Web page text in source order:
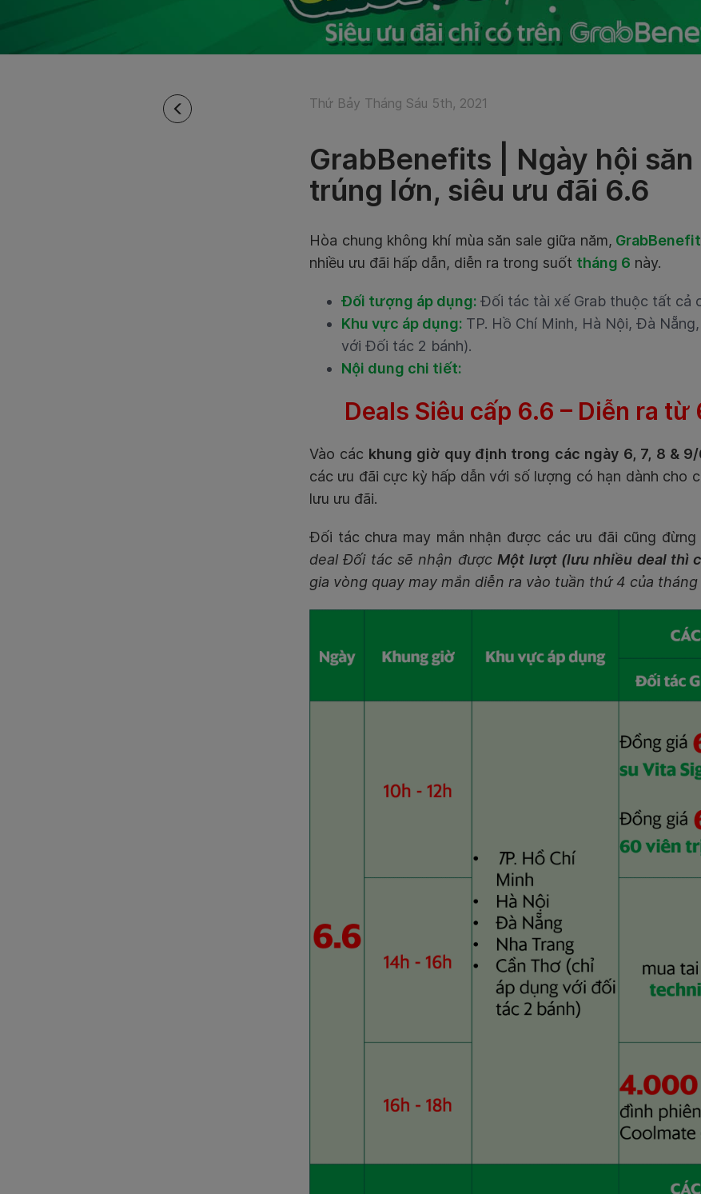
Thứ Bảy Tháng Sáu 5th, 2021
GrabBenefits | Ngày hội
trúng lớn, siêu ưu đãi 6.6
Hòa chung không khí mùa săn sale giữa năm,
nhiều ưu đãi hấp dẫn, diễn ra trong suốt tháng 6 này.
Đối tượng áp dụng: Đối tác tài xế Grab thuộc tất cả
Khu vực áp dụng: TP. Hồ Chí Minh, Hà Nội, Đà
với Đối tác 2 bánh).
Nội dung chi tiết:
Deals Siêu cấp 6.6 – Diễn ra
Vào các khung giờ quy định trong các ngày 6, 7, 8 &
các ưu đãi cực kỳ hấp dẫn với số lượng có hạn dành cho
lưu ưu đãi.
Đối tác chưa may mắn nhận được các ưu đãi cũng
deal Đối tác sẽ nhận đượcMột lượt (lưu nhiều deal thì
gia vòng quay may mắn diễn ra vào tuần thứ 4 của tháng